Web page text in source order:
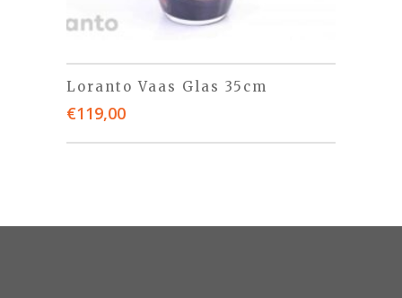
Loranto Vaas Glas 35cm
€119,00